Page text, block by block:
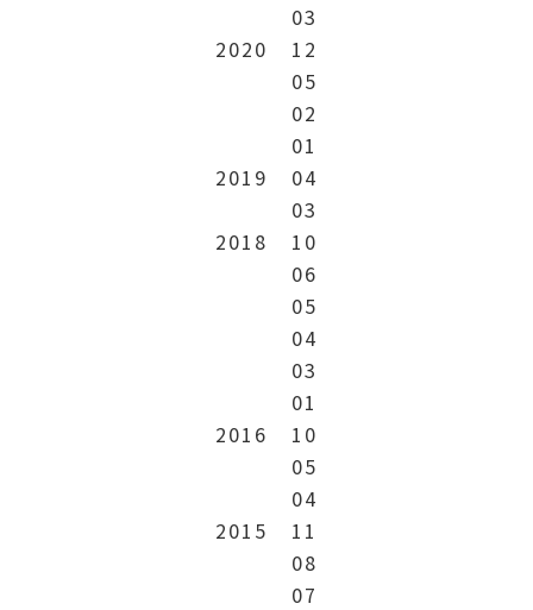
03
2020
12
05
02
01
2019
04
03
2018
10
06
05
04
03
01
2016
10
05
04
2015
11
08
07